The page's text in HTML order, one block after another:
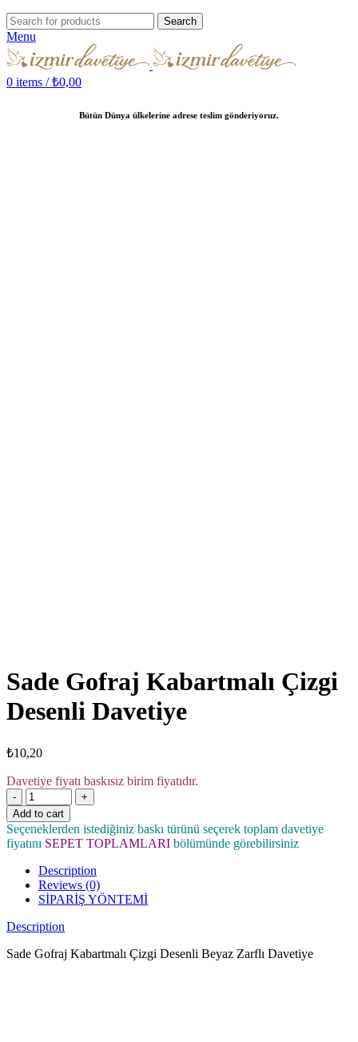
Search
Menu
0 items / ₺0,00
Bütün Dünya ülkelerine adrese teslim gönderiyoruz.
Sade Gofraj Kabartmalı Çizgi
Desenli Davetiye
₺10,20
Davetiye fiyatı baskısız birim fiyatıdır.
Quantity
Add to cart
Seçeneklerden istediğiniz baskı türünü seçerek toplam davetiye
fiyatını SEPET TOPLAMLARI bölümünde görebilirsiniz
Description
Reviews (0)
SİPARİŞ YÖNTEMİ
Description
Sade Gofraj Kabartmalı Çizgi Desenli Beyaz Zarflı Davetiye